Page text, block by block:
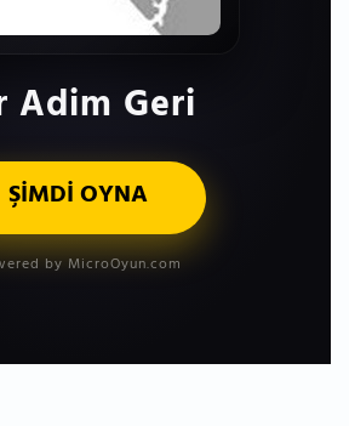
Adim Geri
ŞİMDİ OYNA
by MicroOyun.com